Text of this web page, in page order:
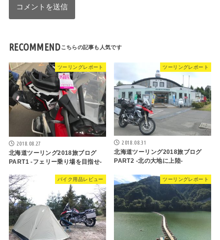
RECOMMEND
ツーリングレポート
2018.08.27
北海道ツーリング2018旅ブログ
PART1 -フェリー乗り場を目指せ-
ツーリングレポート
2018.08.31
北海道ツーリング2018旅ブログ
PART2 -北の大地に上陸-
バイク用品レビュー ツーリングレポート